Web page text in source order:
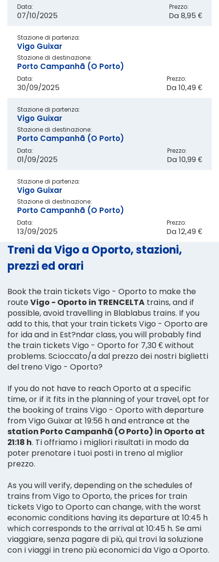
Data:
07/10/2025
Prezzo:
Da 8,95 €
Stazione di partenza:
Vigo Guixar
Stazione di destinazione:
Porto Campanhã (O Porto)
Data:
30/09/2025
Prezzo:
Da 10,49 €
Stazione di partenza:
Vigo Guixar
Stazione di destinazione:
Porto Campanhã (O Porto)
Data:
01/09/2025
Prezzo:
Da 10,99 €
Stazione di partenza:
Vigo Guixar
Stazione di destinazione:
Porto Campanhã (O Porto)
Data:
13/09/2025
Prezzo:
Da 12,49 €
Treni da Vigo a Oporto, stazioni,
prezzi ed orari
Book the train tickets Vigo - Oporto to make the
routeVigo - Oporto in TRENCELTA trains, and if
possible, avoid travelling in Blablabus trains. If you
add to this, that your train tickets Vigo - Oporto are
for ida and in Est?ndar class, you will probably find
the train tickets Vigo - Oporto for 7,30 € without
problems. Scioccato/a dal prezzo dei nostri biglietti
del treno Vigo - Oporto?
If you do not have to reach Oporto at a specific
time, or if it fits in the planning of your travel, opt for
the booking of trains Vigo - Oporto with departure
from Vigo Guixar at 19:56 h and entrance at the
station Porto Campanhã (O Porto) in Oporto at
21:18 h. Ti offriamo i migliori risultati in modo da
poter prenotare i tuoi posti in treno al miglior
prezzo.
As you will verify, depending on the schedules of
trains from Vigo to Oporto, the prices for train
tickets Vigo to Oporto can change, with the worst
economic conditions having its departure at 10:45 h
which corresponds to the arrival at 10:45 h. Se ami
viaggiare, senza pagare di più, qui trovi la soluzione
con i viaggi in treno più economici da Vigo a Oporto.